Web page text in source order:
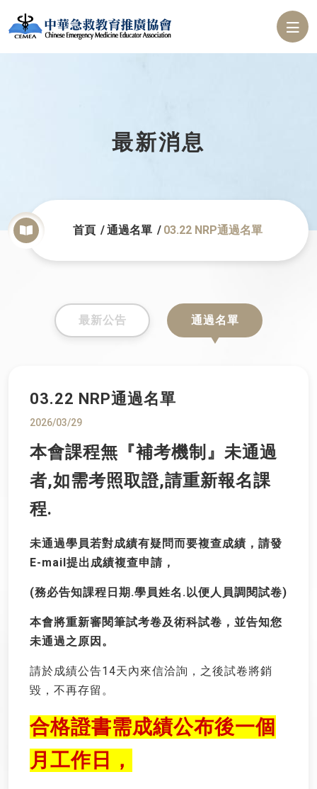
最新消息
首頁 通過名單 03.22 NRP通過名單
最新公告 通過名單
03.22 NRP通過名單
2026/03/29
本會課程無『補考機制』未通過
者,如需考照取證,請重新報名課
程.
未通過學員若對成績有疑問而要複查成績，請發
E-mail提出成績複查申請，
(務必告知課程日期.學員姓名.以便人員調閱試卷)
本會將重新審閱筆試考卷及術科試卷，並告知您
未通過之原因。
請於成績公告14天內來信洽詢，之後試卷將銷
毀，不再存留。
合格證書需成績公布後一個
月工作日，